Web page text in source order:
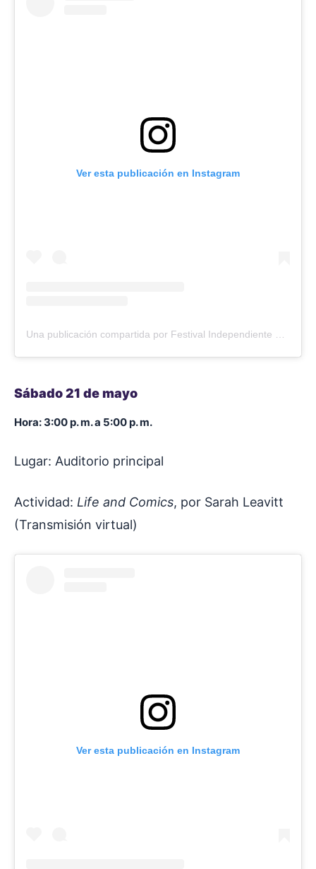
Ver esta publicación en Instagram
Sábado 21 de mayo
Hora: 3:00 p. m. a 5:00 p. m.
Lugar: Auditorio principal
Actividad: Life and Comics, por Sarah Leavitt
(Transmisión virtual)
Ver esta publicación en Instagram